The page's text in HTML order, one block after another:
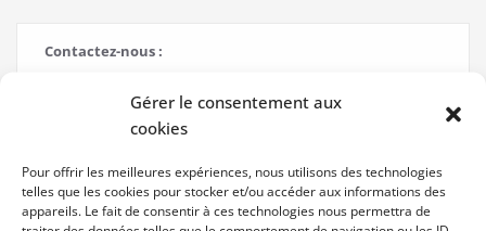
Gérer le consentement aux
cookies
Pour offrir les meilleures expériences, nous utilisons des technologies
telles que les cookies pour stocker et/ou accéder aux informations des
appareils. Le fait de consentir à ces technologies nous permettra de
Contactez-nous :
Adresse e-mail